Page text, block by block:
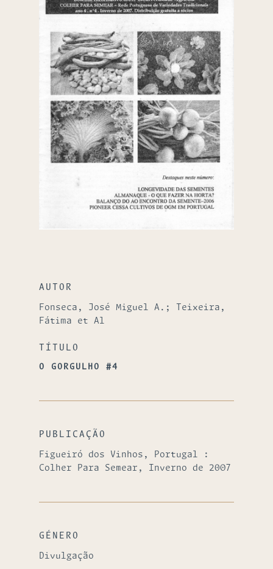
AUTOR
Fonseca, José Miguel A.; Teixeira,
Fátima et Al
TÍTULO
O GORGULHO #4
PUBLICAÇÃO
Figueiró dos Vinhos, Portugal :
Colher Para Semear, Inverno de 2007
GÉNERO
Divulgação